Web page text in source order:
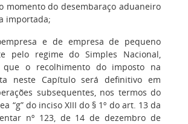
momento do desembaraço aduaneiro
importada;
e de empresa de pequeno
pelo regime do Simples Nacional,
que o recolhimento do imposto na
neste Capítulo será definitivo em
subsequentes, nos termos do
“g” do inciso XIII do § 1º do art. 13 da
nº 123, de 14 de dezembro de